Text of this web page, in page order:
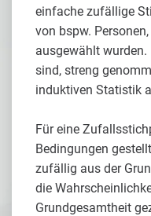
einfache zufällige
von bspw.
ausgewählt
sind, streng
induktiven Statistik
Für eine
Bedingungen
zufällig aus der
die
Grundgesamtheit